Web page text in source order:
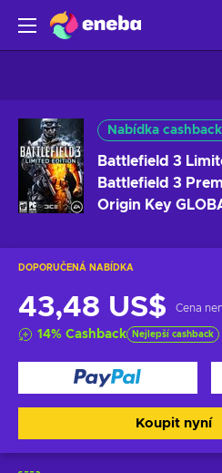
Nabídka
Battlefield 3
Battlefield 3
Origin Key
DOPORUČENÁ NABÍDKA
43,48 US$ Cena
14% Cashback Nejlepší cashback
Koupit nyní